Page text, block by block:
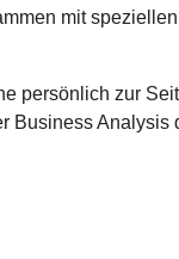
mit
persönlich zur